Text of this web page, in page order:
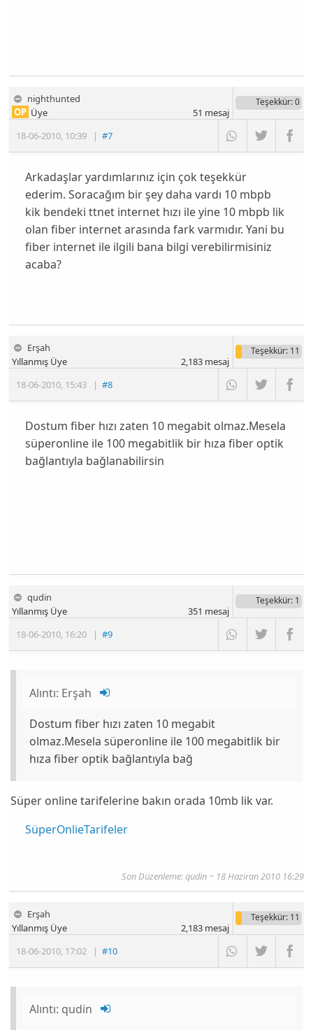
nighthunted
18-06-2010, 10:39 |#7
OP Üye
Teşekkür: 0
51 mesaj
Arkadaşlar yardımlarınız için çok teşekkür
ederim. Soracağım bir şey daha vardı 10 mbpb
kik bendeki ttnet internet hızı ile yine 10 mbpb lik
olan fiber internet arasında fark varmıdır. Yani bu
fiber internet ile ilgili bana bilgi verebilirmisiniz
acaba?
Erşah
18-06-2010, 15:43 |#8
Yıllanmış Üye
Teşekkür: 11
2,183mesaj
Dostum fiber hızı zaten 10 megabit olmaz.Mesela
süperonline ile 100 megabitlik bir hıza fiber optik
bağlantıyla bağlanabilirsin
qudin
18-06-2010, 16:20 |#9
Yıllanmış Üye
Teşekkür: 1
351 mesaj
Alıntı: Erşah
Dostum fiber hızı zaten 10 megabit
olmaz.Mesela süperonline ile 100 megabitlik bir
hıza fiber optik bağlantıyla bağ
Süper online tarifelerine bakın orada 10mb lik var.
SüperOnlieTarifeler
Son Düzenleme: qudin ~ 18 Haziran 2010 16:29
Erşah
18-06-2010, 17:02 |#10
Yıllanmış Üye
Teşekkür: 11
2,183mesaj
Alıntı: qudin